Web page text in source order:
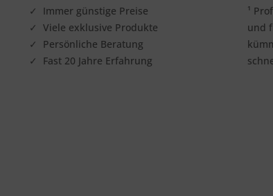
✓ Immer günstige Preise
✓ Viele exklusive Produkte
✓ Persönliche Beratung
✓ Fast 20 Jahre Erfahrung
¹
und